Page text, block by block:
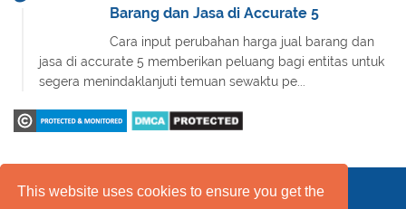
This website uses cookies to ensure you get the
Barang dan Jasa di Accurate 5
Cara input perubahan harga jual barang dan
jasa di accurate 5 memberikan peluang bagi entitas untuk
segera menindaklanjuti temuan sewaktu pe...
Kebijakan Layanan